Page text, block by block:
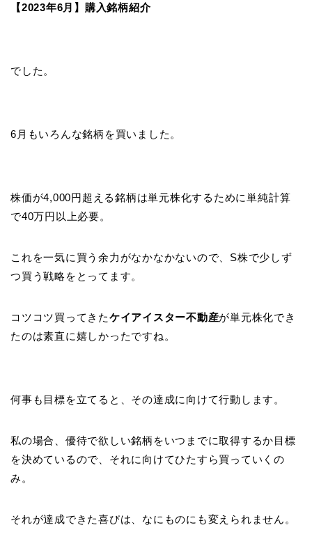
【2023年6月】購入銘柄紹介
でした。
6月もいろんな銘柄を買いました。
株価が4,000円超える銘柄は単元株化するために単純計算
で40万円以上必要。
これを一気に買う余力がなかなかないので、S株で少しず
つ買う戦略をとってます。
コツコツ買ってきたケイアイスター不動産が単元株化でき
たのは素直に嬉しかったですね。
何事も目標を立てると、その達成に向けて行動します。
私の場合、優待で欲しい銘柄をいつまでに取得するか目標
を決めているので、それに向けてひたすら買っていくの
み。
それが達成できた喜びは、なにものにも変えられません。